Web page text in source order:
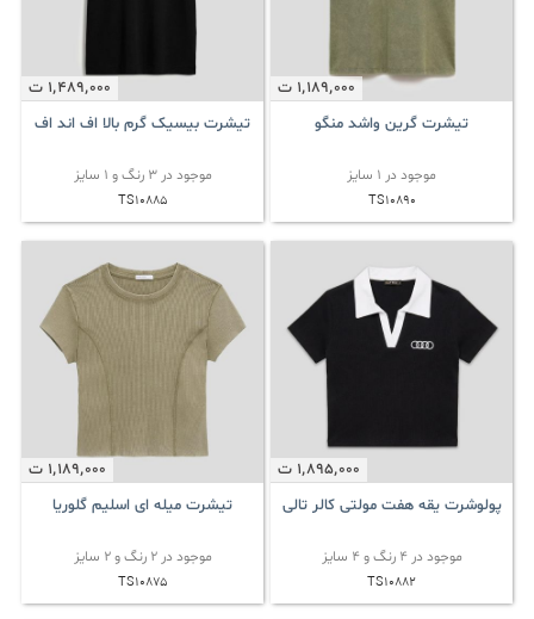
1٬189٬000 ت
تیشرت گرین واشد منگو
موجود در 1 سایز
TS10890
1٬489٬000 ت
تیشرت بیسیک گرم بالا اف اند اف
موجود در 3 رنگ و 1 سایز
TS10885
1٬895٬000 ت
پولوشرت یقه هفت مولتی کالر تالی
موجود در 4 رنگ و 4 سایز
TS10882
1٬189٬000 ت
تیشرت میله ای اسلیم گلوریا
موجود در 2 رنگ و 2 سایز
TS10875